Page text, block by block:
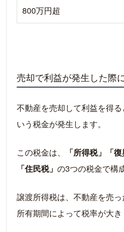
800万円超
売却で利益が発生した際
不動産を売却して利益を得る
いう税金が発生します。
この税金は、
「所得税」「
「住民税」 の3つの税金で構
譲渡所得税は、不動産を売
所有期間によって税率が大き